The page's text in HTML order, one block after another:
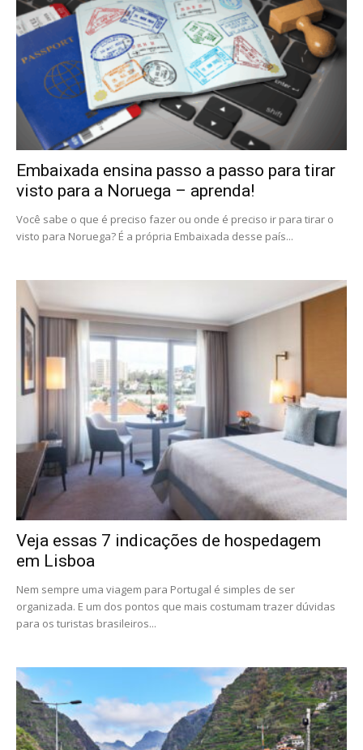
Embaixada ensina passo a passo para tirar
visto para a Noruega – aprenda!
Você sabe o que é preciso fazer ou onde é preciso ir para tirar o
visto para Noruega? É a própria Embaixada desse país...
Veja essas 7 indicações de hospedagem
em Lisboa
Nem sempre uma viagem para Portugal é simples de ser
organizada. E um dos pontos que mais costumam trazer dúvidas
para os turistas brasileiros...